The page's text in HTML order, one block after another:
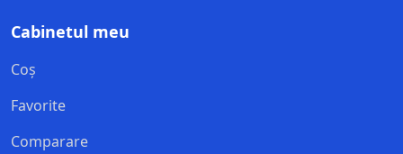
Cabinetul meu
Coș
Favorite
Comparare